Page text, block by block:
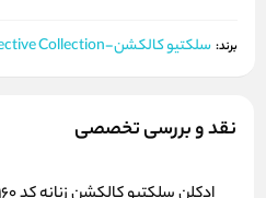
برند: سلکتیو کالکشن-Selective Collection
نقد و بررسی تخصصی